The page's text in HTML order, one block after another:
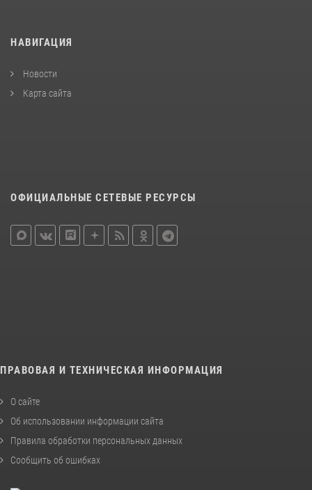
НАВИГАЦИЯ
Новости
Карта сайта
ОФИЦИАЛЬНЫЕ СЕТЕВЫЕ РЕСУРСЫ
ПРАВОВАЯ И ТЕХНИЧЕСКАЯ ИНФОРМАЦИЯ
О сайте
Об использовании информации сайта
Правила обработки персональных данных
Сообщить об ошибках